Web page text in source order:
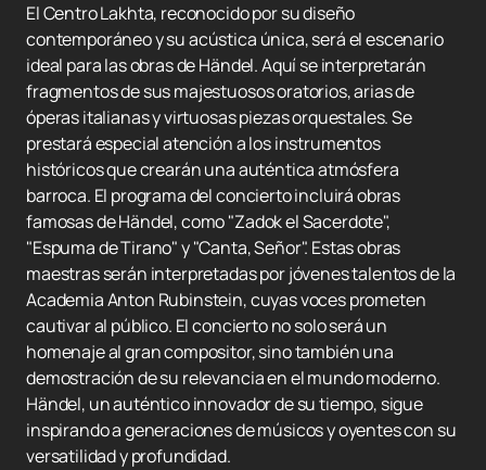
El Centro Lakhta, reconocido por su diseño
contemporáneo y su acústica única, será el escenario
ideal para las obras de Händel. Aquí se interpretarán
fragmentos de sus majestuosos oratorios, arias de
óperas italianas y virtuosas piezas orquestales. Se
prestará especial atención a los instrumentos
históricos que crearán una auténtica atmósfera
barroca. El programa del concierto incluirá obras
famosas de Händel, como "Zadok el Sacerdote",
"Espuma de Tirano" y "Canta, Señor". Estas obras
maestras serán interpretadas por jóvenes talentos de la
Academia Anton Rubinstein, cuyas voces prometen
cautivar al público. El concierto no solo será un
homenaje al gran compositor, sino también una
demostración de su relevancia en el mundo moderno.
Händel, un auténtico innovador de su tiempo, sigue
inspirando a generaciones de músicos y oyentes con su
versatilidad y profundidad.